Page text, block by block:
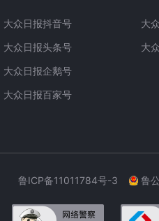
大众日报抖音号
大众日报头条号
大众日报企鹅号
大众日报百家号
大
大
鲁ICP备11011784号-3 鲁